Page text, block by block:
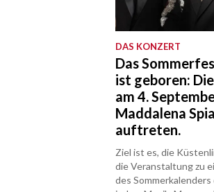
DAS KONZERT
Das
ist geboren:
am 4.
Maddalena
auftreten.
Ziel ist es, die
die Veranstaltung zu
des